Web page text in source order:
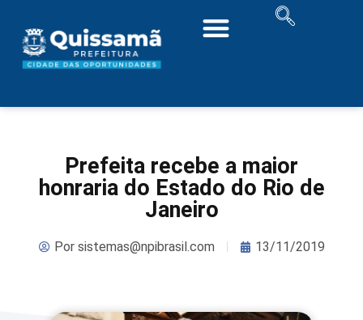
Prefeita recebe a maior
honraria do Estado do Rio de
Janeiro
Porsistemas@npibrasil.com 13/11/2019